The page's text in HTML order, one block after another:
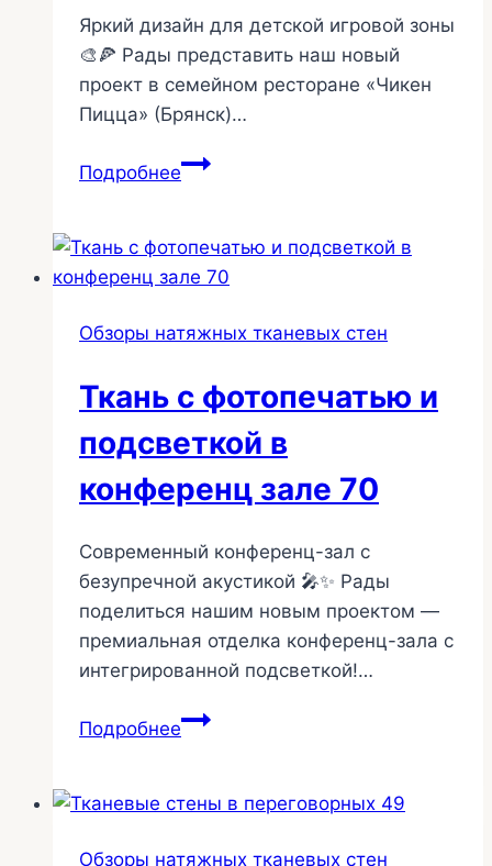
Яркий дизайн для детской игровой зоны
🎨🍕 Рады представить наш новый
проект в семейном ресторане «Чикен
Пицца» (Брянск)…
ПодробнееИгровая
натяжными
стенами
Обзоры натяжных тканевых стен
Ткань с фотопечатью и
подсветкой в
конференц зале 70
Современный конференц-зал с
безупречной акустикой 🎤✨ Рады
поделиться нашим новым проектом —
премиальная отделка конференц-зала с
интегрированной подсветкой!…
ПодробнееТкань
и
Обзоры натяжных тканевых стен